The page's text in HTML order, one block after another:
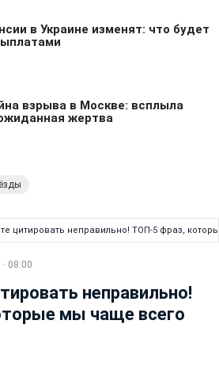
цитировать неправильно! ТОП-5 фраз,
08:00
неправильно!
мы чаще всего